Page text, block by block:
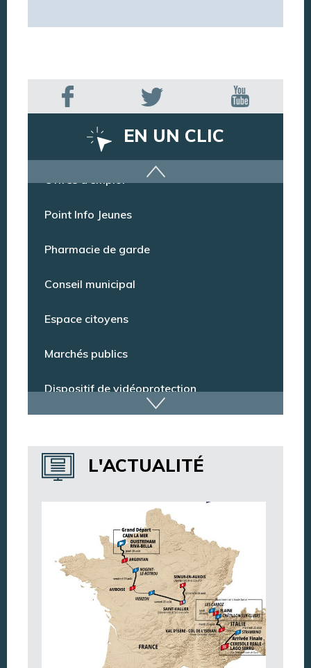
EN UN CLIC
Dispositif de vidéoprotection
Annuaire des services
Annuaire des associations
Argentan Aujourd’hui
L'ACTUALITÉ